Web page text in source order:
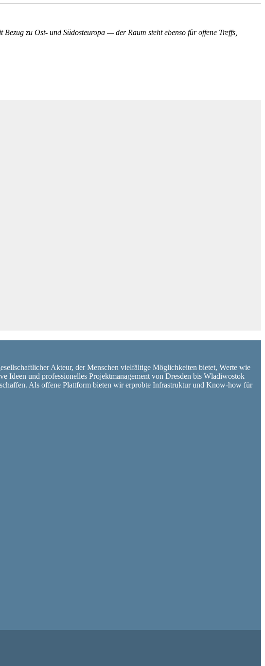
zu Ost- und Südosteuropa — der Raum steht ebenso für offene Treffs,
Akteur, der Menschen vielfältige Möglichkeiten bietet, Werte wie
Ideen und professionelles Projektmanagement von Dresden bis Wladiwostok
Als offene Plattform bieten wir erprobte Infrastruktur und Know-how für